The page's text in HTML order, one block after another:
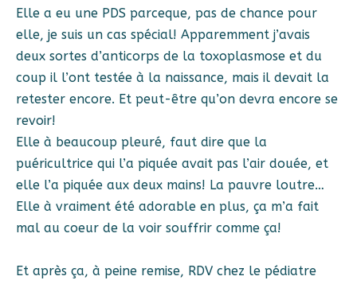
Elle a eu une PDS parceque, pas de chance pour
elle, je suis un cas spécial! Apparemment j’avais
deux sortes d’anticorps de la toxoplasmose et du
coup il l’ont testée à la naissance, mais il devait la
retester encore. Et peut-être qu’on devra encore se
revoir!
Elle à beaucoup pleuré, faut dire que la
puéricultrice qui l’a piquée avait pas l’air douée, et
elle l’a piquée aux deux mains! La pauvre loutre…
Elle à vraiment été adorable en plus, ça m’a fait
mal au coeur de la voir souffrir comme ça!
Et après ça, à peine remise, RDV chez le pédiatre